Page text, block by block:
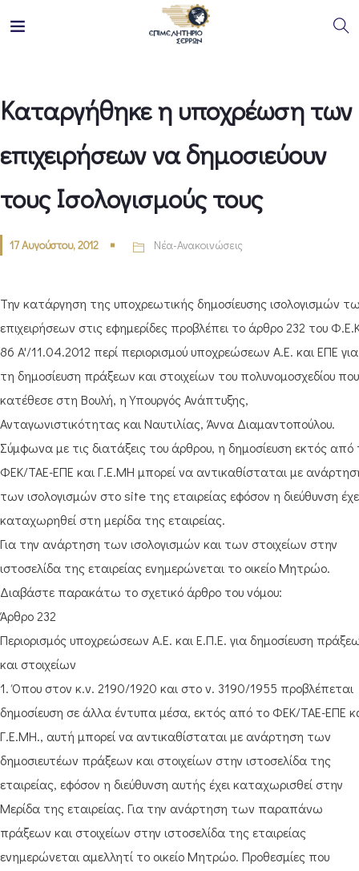
Καταργήθηκε η υποχρέωση των
επιχειρήσεων να δημοσιεύουν
τους Ισολογισμούς τους
17 Αυγούστου, 2012 Νέα-Ανακοινώσεις
Την κατάργηση της υποχρεωτικής δημοσίευσης ισολογισμών
επιχειρήσεων στις εφημερίδες προβλέπει το άρθρο 232 του
86 A'/11.04.2012 περί περιορισμού υποχρεώσεων Α.Ε. και ΕΠΕ για
τη δημοσίευση πράξεων και στοιχείων του πολυνομοσχεδίου που
κατέθεσε στη Βουλή, η Υπουργός Ανάπτυξης,
Ανταγωνιστικότητας και Ναυτιλίας, Άννα Διαμαντοπούλου.
Σύμφωνα με τις διατάξεις του άρθρου, η δημοσίευση εκτός από
ΦΕΚ/ΤΑΕ-ΕΠΕ και Γ.Ε.ΜΗ μπορεί να αντικαθίσταται με
των ισολογισμών στο site της εταιρείας εφόσον η διεύθυνση
καταχωρηθεί στη μερίδα της εταιρείας.
Για την ανάρτηση των ισολογισμών και των στοιχείων στην
ιστοσελίδα της εταιρείας ενημερώνεται το οικείο Μητρώο.
Διαβάστε παρακάτω το σχετικό άρθρο του νόμου:
Άρθρο 232
Περιορισμός υποχρεώσεων Α.Ε. και Ε.Π.Ε. για δημοσίευση
και στοιχείων
1. Όπου στον κ.ν. 2190/1920 και στο ν. 3190/1955 προβλέπεται
δημοσίευση σε άλλα έντυπα μέσα, εκτός από το ΦΕΚ/ΤΑΕ-ΕΠΕ
Γ.Ε.ΜΗ., αυτή μπορεί να αντικαθίσταται με ανάρτηση των
δημοσιευτέων πράξεων και στοιχείων στην ιστοσελίδα της
εταιρείας, εφόσον η διεύθυνση αυτής έχει καταχωρισθεί στην
Μερίδα της εταιρείας. Για την ανάρτηση των παραπάνω
πράξεων και στοιχείων στην ιστοσελίδα της εταιρείας
ενημερώνεται αμελλητί το οικείο Μητρώο. Προθεσμίες που